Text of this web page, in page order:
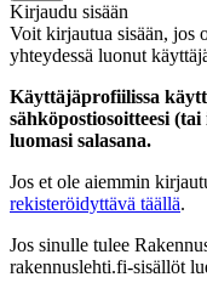
Kirjaudu sisään
Voit kirjautua sisään, jos
yhteydessä luonut
Käyttäjäprofiilissa
sähköpostiosoitteesi
luomasi salasana.
Jos et ole aiemmin
rekisteröidyttävä täällä.
Jos sinulle tulee
rakennuslehti.fi-sisällöt